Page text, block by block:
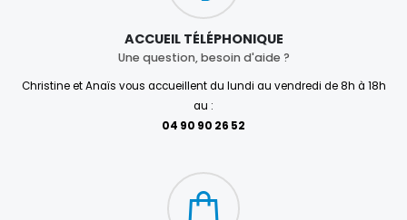
ACCUEIL TÉLÉPHONIQUE
Une question, besoin d'aide ?
Christine et Anaïs vous accueillent du lundi au vendredi de 8h à 18h
au :
04 90 90 26 52